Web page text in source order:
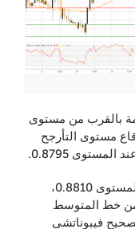
بالقرب من مستوى
من قاع مستوى التأرجح
وتقع المقاومة الرئيسية التالية بالقرب من المستوى 0.8810،
من خط المتوسط
ومستوى تصحيح فيبوناتشي